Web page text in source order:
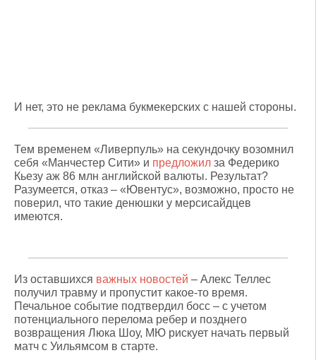
И нет, это не реклама букмекерских с нашей стороны.
Тем временем «Ливерпуль» на секундочку возомнил
себя «Манчестер Сити» и предложил за Федерико
Кьезу аж 86 млн английской валюты. Результат?
Разумеется, отказ – «Ювентус», возможно, просто не
поверил, что такие денюшки у мерсисайдцев
имеются.
Из оставшихся важных новостей – Алекс Теллес
получил травму и пропустит какое-то время.
Печальное событие подтвердил босс – с учетом
потенциального перелома ребер и позднего
возвращения Люка Шоу, МЮ рискует начать первый
матч с Уильямсом в старте.